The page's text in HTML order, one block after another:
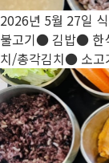
2026년 5월 27일
불고기● 김밥● 한
치/총각김치● 소고